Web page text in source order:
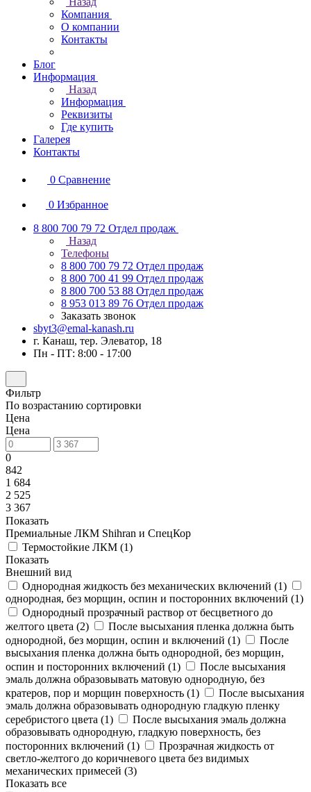
Компания
О компании
Контакты
Блог
Информация
Назад
Информация
Реквизиты
Где купить
Галерея
Контакты
0 Сравнение
0 Избранное
8 800 700 79 72 Отдел продаж
Назад
Телефоны
8 800 700 79 72 Отдел продаж
8 800 700 41 99 Отдел продаж
8 800 700 53 88 Отдел продаж
8 953 013 89 76 Отдел продаж
Заказать звонок
sbyt3@emal-kanash.ru
г. Канаш, тер. Элеватор, 18
Пн - ПТ: 8:00 - 17:00
Фильтр
По возрастанию сортировки
Цена
Цена
0
842
1 684
2 525
3 367
Показать
Премиальные ЛКМ Shihran и СпецКор
Термостойкие ЛКМ (1)
Показать
Внешний вид
Однородная жидкость без механических включений (1)
однородная, без морщин, оспин и посторонних включений (1)
Однородный прозрачный раствор от бесцветного до
желтого цвета (2)
После высыхания пленка должна быть
однородной, без морщин, оспин и включений (1)
После
высыхания пленка должна быть однородной, без морщин,
оспин и посторонних включений (1)
После высыхания
эмаль должна образовывать матовую однородную, без
кратеров, пор и морщин поверхность (1)
После высыхания
эмаль должна образовывать однородную гладкую пленку
серебристого цвета (1)
После высыхания эмаль должна
образовывать однородную, гладкую поверхность, без
посторонних включений (1)
Прозрачная жидкость от
светло-желтого до коричневого цвета без видимых
механических примесей (3)
Показать все